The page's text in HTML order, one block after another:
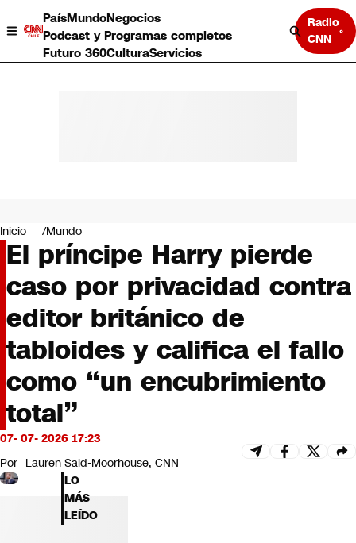
PaísMundoNegocios
Podcast y Programas completos
Futuro 360CulturaServicios
Radio
CNN
Negocios
Deportes
Programas completos
Cultura
Servicios
Bits
CNN tiempo
Opinión
Inicio Mundo
El príncipe Harry pierde
caso por privacidad contra
editor británico de
tabloides y califica el fallo
como “un encubrimiento
total”
07- 07- 2026 17:23
Por Lauren Said-Moorhouse, CNN
LO
MÁS
LEÍDO